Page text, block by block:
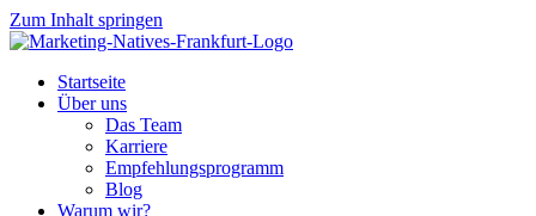
Zum Inhalt springen
Startseite
Über uns
Das Team
Karriere
Empfehlungsprogramm
Blog
Warum wir?